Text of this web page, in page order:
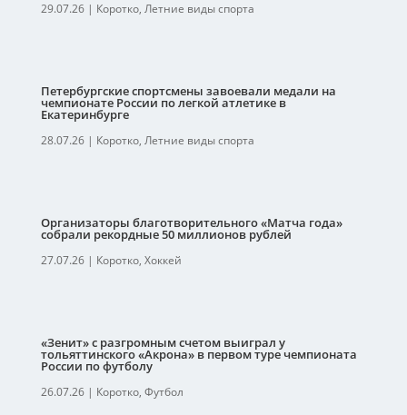
29.07.26| Коротко, Летние виды спорта
Петербургские спортсмены завоевали медали на
чемпионате России по легкой атлетике в
Екатеринбурге
28.07.26| Коротко, Летние виды спорта
Организаторы благотворительного «Матча года»
собрали рекордные 50 миллионов рублей
27.07.26| Коротко, Хоккей
«Зенит» с разгромным счетом выиграл у
тольяттинского «Акрона» в первом туре чемпионата
России по футболу
26.07.26| Коротко, Футбол